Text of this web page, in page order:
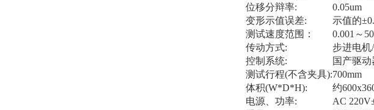
位移分辩率:
0.05um
变形示值误差:
示值的
测试速度范围：
0.001～
传动方式:
步进电
控制系统:
国产驱动
测试行程(不含夹具):700mm
体积(W*D*H):
约
电源、功率:
AC